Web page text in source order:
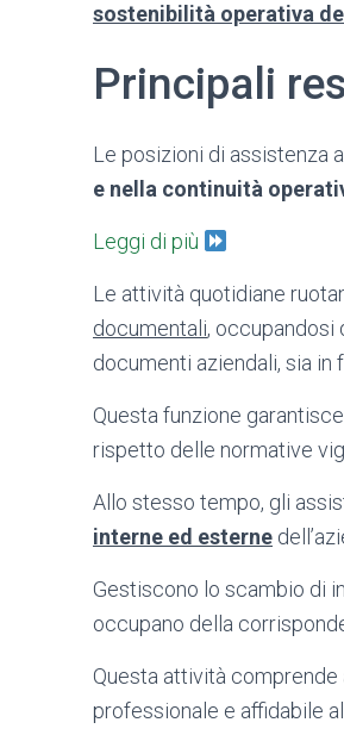
sostenibilità operativa
Principali
Le posizioni di assistenza
e nella continuità
Leggi di più
Le attività quotidiane
documentali, occupandosi
documenti aziendali, sia
Questa funzione
rispetto delle normative
Allo stesso tempo, gli
interne ed esterne
Gestiscono lo scambio di
occupano della
Questa attività comprende
professionale e affidabile